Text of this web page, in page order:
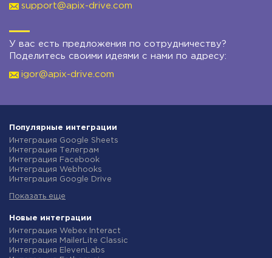
support@apix-drive.com
У вас есть предложения по сотрудничеству?
Поделитесь своими идеями с нами по адресу:
igor@apix-drive.com
Популярные интеграции
Интеграция Google Sheets
Интеграция Телеграм
Интеграция Facebook
Интеграция Webhooks
Интеграция Google Drive
Интеграция Gmail
Интеграция Новая Почта
Интеграция Binotel
Интеграция OpenAI (ChatGPT)
Интеграция Prom
Показать еще
Новые интеграции
Интеграция Webex Interact
Интеграция MailerLite Classic
Интеграция ElevenLabs